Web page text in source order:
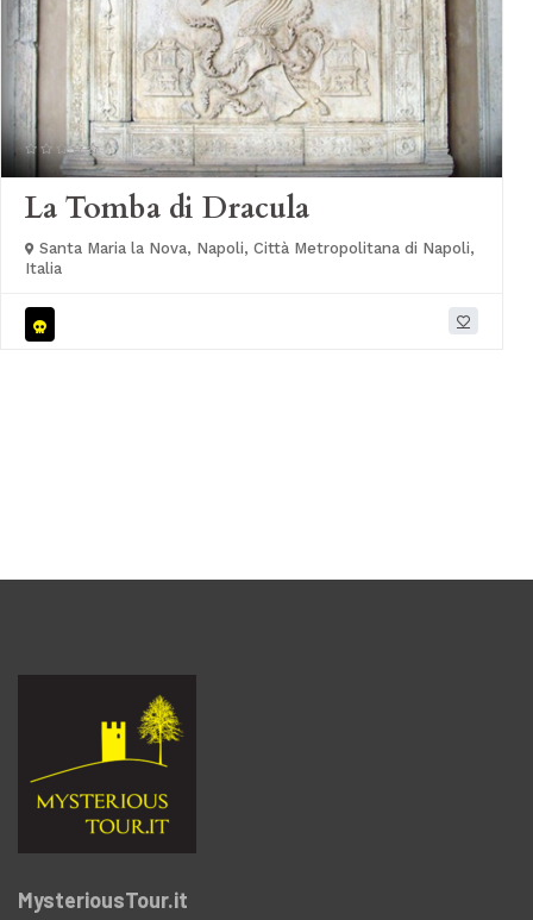
La Tomba di Dracula
Santa Maria la Nova, Napoli, Città Metropolitana di Napoli,
Italia
MysteriousTour.it